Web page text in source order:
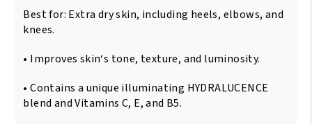
Best for: Extra dry skin, including heels, elbows, and
knees.
• Improves skin‘s tone, texture, and luminosity.
• Contains a unique illuminating HYDRALUCENCE
blend and Vitamins C, E, and B5.